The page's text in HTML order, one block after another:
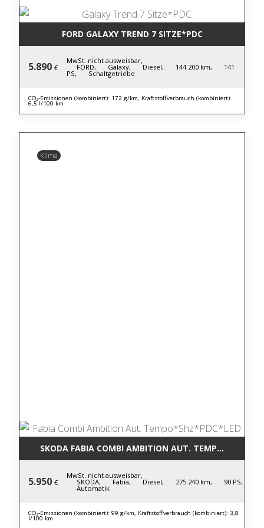
FORD GALAXY TREND 7 SITZE*PDC
5.890 €
MwSt. nicht ausweisbar,
FORD, Galaxy, Diesel, 144.200 km, 141
PS, Schaltgetriebe
CO₂-Emissionen (kombiniert): 172 g/km, Kraftstoffverbrauch (kombiniert):
6,5 l/100 km
Klima
SKODA FABIA COMBI AMBITION AUT.
5.950 €
MwSt. nicht ausweisbar,
SKODA, Fabia, Diesel, 275.240 km, 90 PS,
Automatik
CO₂-Emissionen (kombiniert): 99 g/km, Kraftstoffverbrauch (kombiniert): 3,8
l/100 km